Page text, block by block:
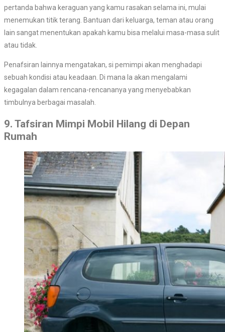
pertanda bahwa keraguan yang kamu rasakan selama ini, mulai
menemukan titik terang. Bantuan dari keluarga, teman atau orang
lain sangat menentukan apakah kamu bisa melalui masa-masa sulit
atau tidak.
Penafsiran lainnya mengatakan, si pemimpi akan menghadapi
sebuah kondisi atau keadaan. Di mana Ia akan mengalami
kegagalan dalam rencana-rencananya yang menyebabkan
timbulnya berbagai masalah.
9. Tafsiran Mimpi Mobil Hilang di Depan
Rumah